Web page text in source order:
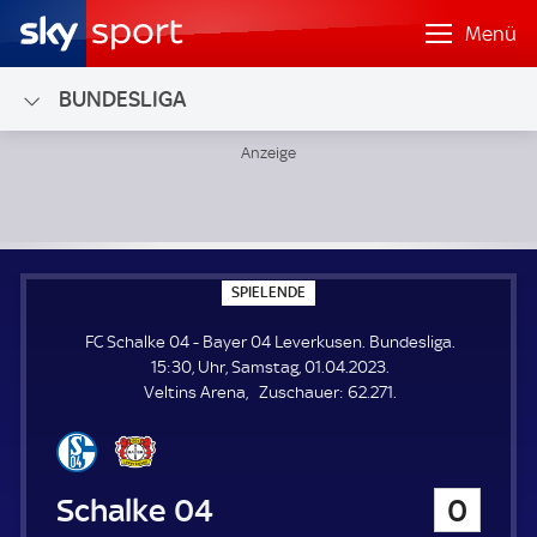
Menü
BUNDESLIGA
SPIELENDE
P
E
L
E
N
FC Schalke 04 - Bayer 04 Leverkusen. Bundesliga.
15:30, Uhr, Samstag, 01.04.2023.
Veltins Arena
Zuschauer: Z
62.271.
FC Schalke 04
0